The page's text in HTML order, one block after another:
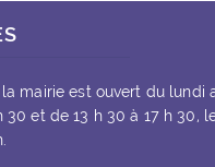
la mairie est ouvert du lundi
30 et de 13 h 30 à 17 h 30,